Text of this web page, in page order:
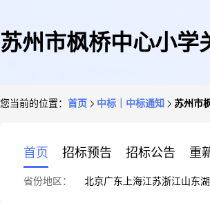
苏州市枫桥中心小学
您当前的位置： 首页 中标｜中标通知 苏州市
首页 招标预告 招标公告 重
省份地区： 北京广东 上海江苏浙江山东